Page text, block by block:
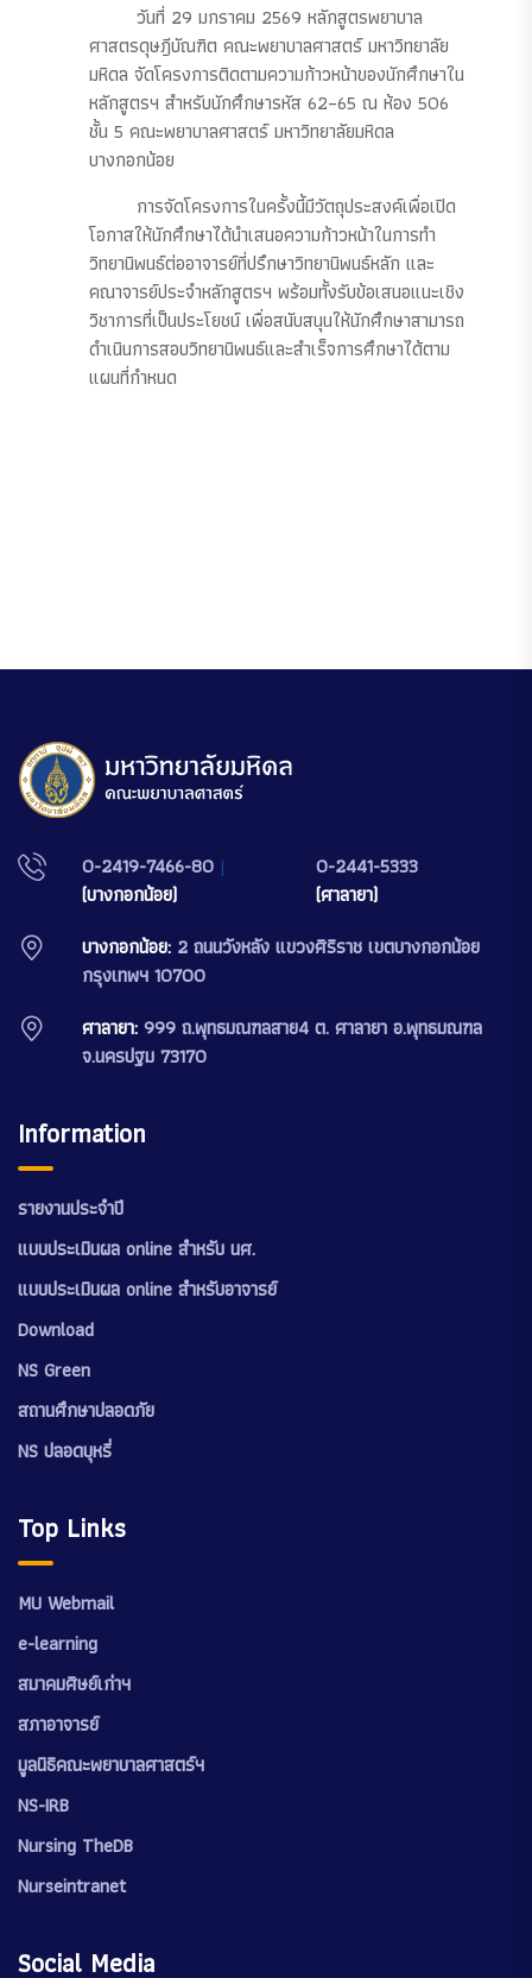
วันที่ 29 มกราคม 2569 หลักสูตรพยาบาล
ศาสตรดุษฎีบัณฑิต คณะพยาบาลศาสตร์ มหาวิทยาลัย
มหิดล จัดโครงการติดตามความก้าวหน้าของนักศึกษาใน
หลักสูตรฯ สำหรับนักศึกษารหัส 62–65 ณ ห้อง 506
ชั้น 5 คณะพยาบาลศาสตร์ มหาวิทยาลัยมหิดล
บางกอกน้อย
การจัดโครงการในครั้งนี้มีวัตถุประสงค์เพื่อเปิด
โอกาสให้นักศึกษาได้นำเสนอความก้าวหน้าในการทำ
วิทยานิพนธ์ต่ออาจารย์ที่ปรึกษาวิทยานิพนธ์หลัก และ
คณาจารย์ประจำหลักสูตรฯ พร้อมทั้งรับข้อเสนอแนะเชิง
วิชาการที่เป็นประโยชน์ เพื่อสนับสนุนให้นักศึกษาสามารถ
ดำเนินการสอบวิทยานิพนธ์และสำเร็จการศึกษาได้ตาม
แผนที่กำหนด
0-2419-7466-80 |
(บางกอกน้อย)
0-2441-5333
(ศาลายา)
บางกอกน้อย: 2 ถนนวังหลัง แขวงศิริราช เขตบางกอกน้อย
กรุงเทพฯ 10700
ศาลายา: 999 ถ.พุทธมณฑลสาย4 ต. ศาลายา อ.พุทธมณฑล
จ.นครปฐม 73170
Information
รายงานประจำปี
แบบประเมินผล online สำหรับ นศ.
แบบประเมินผล online สำหรับอาจารย์
Download
NS Green
สถานศึกษาปลอดภัย
NS ปลอดบุหรี่
Top Links
MU Webmail
e-learning
สมาคมศิษย์เก่าฯ
สภาอาจารย์
มูลนิธิคณะพยาบาลศาสตร์ฯ
NS-IRB
Nursing TheDB
Nurseintranet
Social Media